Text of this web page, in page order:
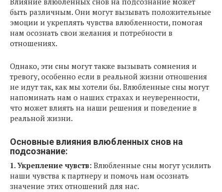
быть различным. Они могут вызывать положительные
эмоции и укреплять чувства влюбленности, помогая
нам осознать свои желания и потребности в
отношениях.
Однако, эти сны могут также вызывать сомнения и
тревогу, особенно если в реальной жизни отношения
не идут так, как мы хотели бы. Влюбленные сны могут
напоминать нам о наших страхах и неуверенности,
что может влиять на наши решения и поведение в
реальной жизни.
Основные влияния влюбленных снов на
подсознание:
1. Укрепление чувств: Влюбленные сны могут усилить
наши чувства к партнеру и помочь нам осознать
значение этих отношений для нас.